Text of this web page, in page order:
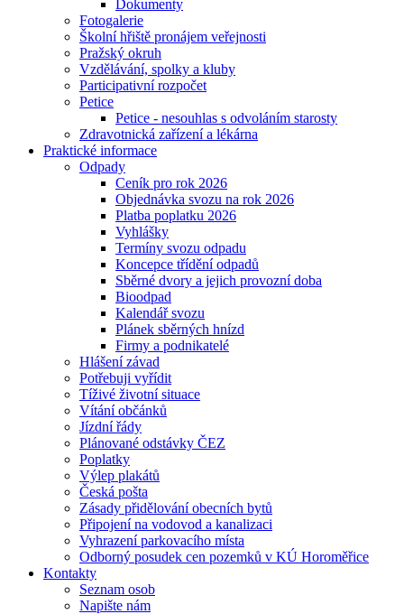
Dokumenty
Fotogalerie
Školní hřiště pronájem veřejnosti
Pražský okruh
Vzdělávání, spolky a kluby
Participativní rozpočet
Petice
Petice - nesouhlas s odvoláním starosty
Zdravotnická zařízení a lékárna
Praktické informace
Odpady
Ceník pro rok 2026
Objednávka svozu na rok 2026
Platba poplatku 2026
Vyhlášky
Termíny svozu odpadu
Koncepce třídění odpadů
Sběrné dvory a jejich provozní doba
Bioodpad
Kalendář svozu
Plánek sběrných hnízd
Firmy a podnikatelé
Hlášení závad
Potřebuji vyřídit
Tíživé životní situace
Vítání občánků
Jízdní řády
Plánované odstávky ČEZ
Poplatky
Výlep plakátů
Česká pošta
Zásady přidělování obecních bytů
Připojení na vodovod a kanalizaci
Vyhrazení parkovacího místa
Odborný posudek cen pozemků v KÚ Horoměřice
Kontakty
Seznam osob
Napište nám